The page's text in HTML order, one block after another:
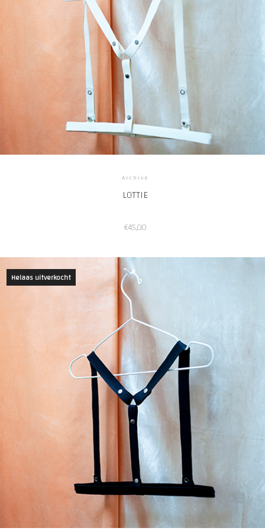
Archive
LOTTIE
€45,00
Helaas uitverkocht
NIET OP VOORRAAD